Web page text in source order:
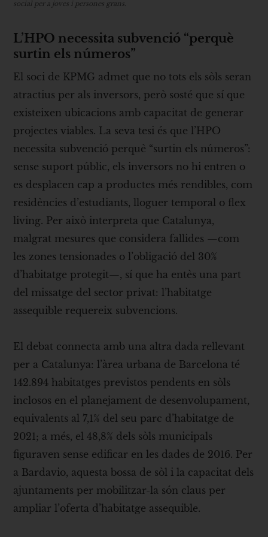
social per a joves i persones grans.
L’HPO necessita subvenció “perquè
surtin els números”
El soci de KPMG admet que no tots els sòls seran
atractius per als inversors, però sosté que sí que
existeixen ubicacions amb capacitat de generar
projectes viables. La seva tesi és que l’HPO
necessita subvenció perquè “surtin els números”:
sense suport públic, els inversors no hi entren o
es desplacen cap a productes més rendibles, com
residències d’estudiants, lloguer temporal o flex
living. Per això interpreta que Catalunya,
malgrat mesures que considera fallides —com
les zones tensionades o l’obligació del 30%
d’habitatge protegit—, sí que ha entès una part
del missatge del sector privat: l’habitatge
assequible requereix subvencions.
El debat connecta amb una altra dada rellevant
per a Catalunya: l’àrea urbana de Barcelona té
142.894 habitatges previstos pendents en sòls
inclosos en el planejament de desenvolupament,
equivalents al 7,1% del seu parc d’habitatge de
2021; a més, el 48,8% dels sòls municipals
figuraven sense edificar en les dades de 2016. Per
a Bardavio, aquesta bossa de sòl i la capacitat dels
ajuntaments per mobilitzar-la són claus per
ampliar l’oferta d’habitatge assequible.